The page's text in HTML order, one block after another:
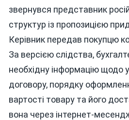
звернувся представник
структур із пропозицією
Керівник передав покупцю
За версією слідства,
необхідну інформацію щодо
договору, порядку
вартості товару та його
вона через інтернет-